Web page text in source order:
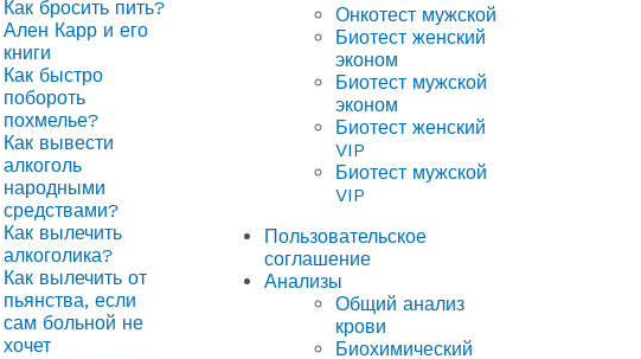
Как бросить пить?
Ален Карр и его
книги
Как быстро
побороть
похмелье?
Как вывести
алкоголь
народными
средствами?
Как вылечить
алкоголика?
Как вылечить от
пьянства, если
сам больной не
хочет
Онкотест мужской
Биотест женский
эконом
Биотест мужской
эконом
Биотест женский
VIP
Биотест мужской
VIP
Пользовательское
соглашение
Анализы
Общий анализ
крови
Биохимический